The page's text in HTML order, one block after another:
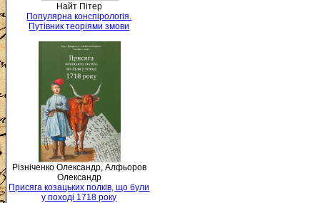
Найт Пітер
Популярна конспірологія.
Путівник теоріями змови
Різніченко Олександр, Алфьоров
Олександр
Присяга козацьких полків, що були
у поході 1718 року